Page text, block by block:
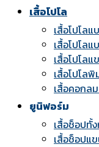
เสื้อโปโล
เสื้อโปโล
เสื้อโปโล
เสื้อโปโลแ
เสื้อโปโล
เสื้อคอกล
ยูนิฟอร์ม
เสื้อช็อปทั้
เสื้อช็อปแ